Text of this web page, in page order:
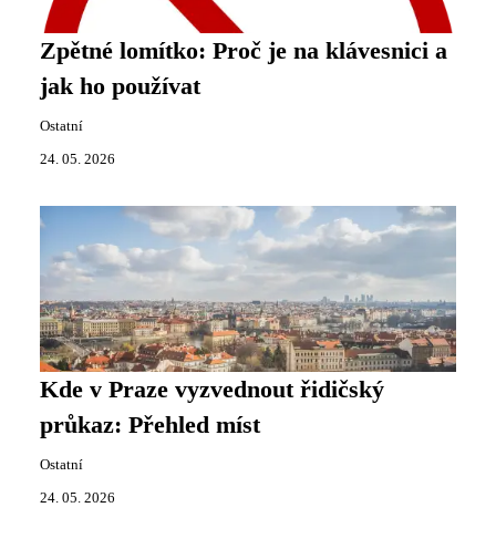
Zpětné lomítko: Proč je na klávesnici a
jak ho používat
Ostatní
24. 05. 2026
Kde v Praze vyzvednout řidičský
průkaz: Přehled míst
Ostatní
24. 05. 2026